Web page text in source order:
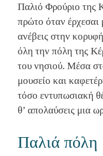
Παλιό Φρούριο της
πρώτο όταν
ανέβεις στην
όλη την πόλη της
του νησιού. Μέσα
μουσείο και
τόσο εντυπωσιακή
θ’ απολαύσεις μια
Παλιά πόλη